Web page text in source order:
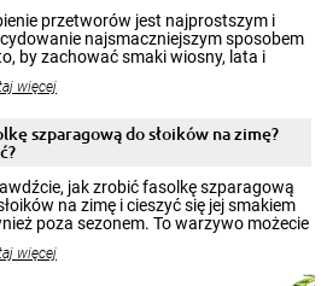
przetworów jest najprostszym i
najsmaczniejszym sposobem
by zachować smaki wiosny, lata i
by cieszyć nimi oko w sezonie
poczuć atmosferę cieplejszych
Przygotowanie słoików ze
które pozwolą zachować świeżość
więcej
szparagową do słoików na zimę?
jak zrobić fasolkę szparagową
na zimę i cieszyć się jej smakiem
poza sezonem. To warzywo możecie
propozycje!
więcej